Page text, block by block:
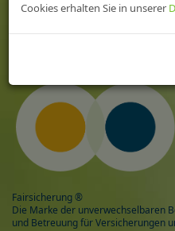
Das Beste
Fairsicherung ®
Die Marke der unverwechselbaren
und Betreuung für Versicherungen
Cookies erhalten Sie in unserer